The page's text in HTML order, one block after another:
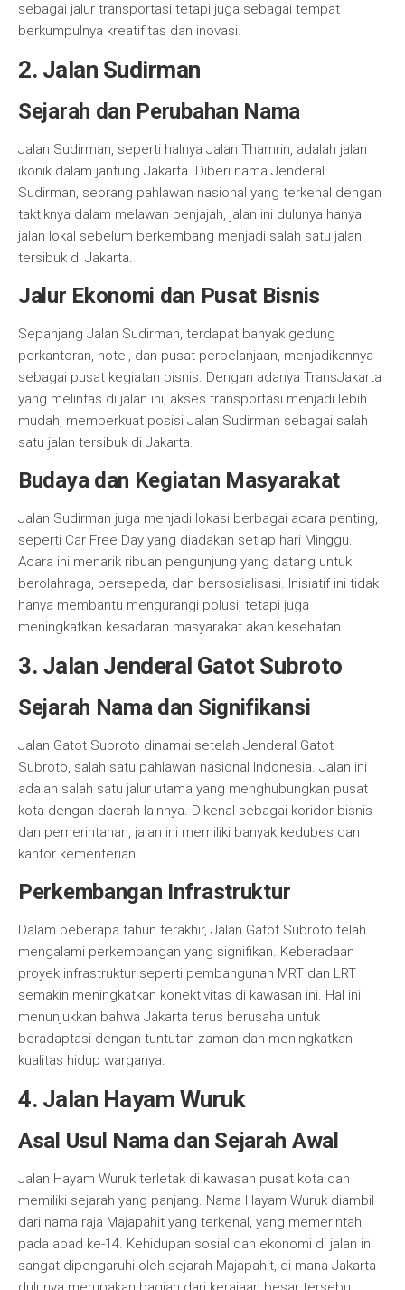
sebagai jalur transportasi tetapi juga sebagai tempat
berkumpulnya kreatifitas dan inovasi.
2. Jalan Sudirman
Sejarah dan Perubahan Nama
Jalan Sudirman, seperti halnya Jalan Thamrin, adalah jalan
ikonik dalam jantung Jakarta. Diberi nama Jenderal
Sudirman, seorang pahlawan nasional yang terkenal dengan
taktiknya dalam melawan penjajah, jalan ini dulunya hanya
jalan lokal sebelum berkembang menjadi salah satu jalan
tersibuk di Jakarta.
Jalur Ekonomi dan Pusat Bisnis
Sepanjang Jalan Sudirman, terdapat banyak gedung
perkantoran, hotel, dan pusat perbelanjaan, menjadikannya
sebagai pusat kegiatan bisnis. Dengan adanya TransJakarta
yang melintas di jalan ini, akses transportasi menjadi lebih
mudah, memperkuat posisi Jalan Sudirman sebagai salah
satu jalan tersibuk di Jakarta.
Budaya dan Kegiatan Masyarakat
Jalan Sudirman juga menjadi lokasi berbagai acara penting,
seperti Car Free Day yang diadakan setiap hari Minggu.
Acara ini menarik ribuan pengunjung yang datang untuk
berolahraga, bersepeda, dan bersosialisasi. Inisiatif ini tidak
hanya membantu mengurangi polusi, tetapi juga
meningkatkan kesadaran masyarakat akan kesehatan.
3. Jalan Jenderal Gatot Subroto
Sejarah Nama dan Signifikansi
Jalan Gatot Subroto dinamai setelah Jenderal Gatot
Subroto, salah satu pahlawan nasional Indonesia. Jalan ini
adalah salah satu jalur utama yang menghubungkan pusat
kota dengan daerah lainnya. Dikenal sebagai koridor bisnis
dan pemerintahan, jalan ini memiliki banyak kedubes dan
kantor kementerian.
Perkembangan Infrastruktur
Dalam beberapa tahun terakhir, Jalan Gatot Subroto telah
mengalami perkembangan yang signifikan. Keberadaan
proyek infrastruktur seperti pembangunan MRT dan LRT
semakin meningkatkan konektivitas di kawasan ini. Hal ini
menunjukkan bahwa Jakarta terus berusaha untuk
beradaptasi dengan tuntutan zaman dan meningkatkan
kualitas hidup warganya.
4. Jalan Hayam Wuruk
Asal Usul Nama dan Sejarah Awal
Jalan Hayam Wuruk terletak di kawasan pusat kota dan
memiliki sejarah yang panjang. Nama Hayam Wuruk diambil
dari nama raja Majapahit yang terkenal, yang memerintah
pada abad ke-14. Kehidupan sosial dan ekonomi di jalan ini
sangat dipengaruhi oleh sejarah Majapahit, di mana Jakarta